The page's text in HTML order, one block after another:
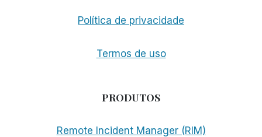
Política de privacidade
Termos de uso
PRODUTOS
Remote Incident Manager (RIM)